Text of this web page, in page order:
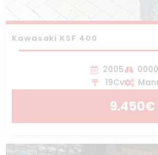
Kawasaki KSF 400
2005
19Cv
9.450€